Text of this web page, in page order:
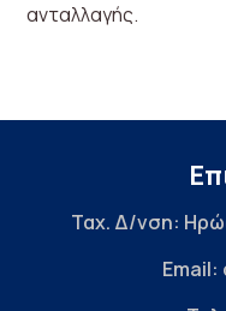
ανταλλαγής.
Ταχ. Δ/νση: